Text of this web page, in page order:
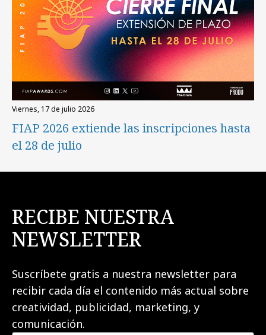
viernes, 17 de julio 2026
FIAP 2026 extiende las inscripciones hasta
el 28 de julio
RECIBE NUESTRA
NEWSLETTER
Suscríbete gratis a nuestra newsletter para
recibir cada día el contenido más actual sobre
creatividad, publicidad, marketing, y
comunicación.